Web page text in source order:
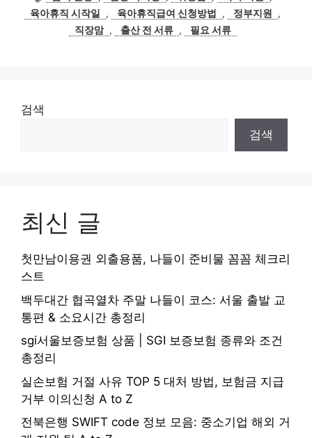
고
리
그
육아휴직 시작일
, 육아휴직급여 신청방법 , 정부지원
,
직장맘 , 출산 전 서류 , 필요 서류
검색
검색
최신 글
첫만남이용권 외출용품, 나들이 준비물 꼼꼼 체크리
스트
백두대간 협곡열차 주말 나들이 코스: 서울 출발 교
통편 & 소요시간 총정리
sgi서울보증보험 상품 | SGI 보증보험 종류와 조건
총정리
실손보험 거절 사유 TOP 5 대처 방법, 보험금 지급
거부 이의신청 A to Z
전북은행 SWIFT code 정보 모음: 중소기업 해외 거